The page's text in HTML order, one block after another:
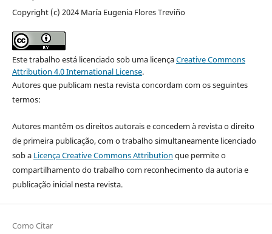
Copyright (c) 2024 María Eugenia Flores Treviño
Este trabalho está licenciado sob uma licençaCreative Commons
Attribution 4.0 International License.
Autores que publicam nesta revista concordam com os seguintes
termos:
Autores mantêm os direitos autorais e concedem à revista o direito
de primeira publicação, com o trabalho simultaneamente licenciado
sob a Licença Creative Commons Attribution que permite o
compartilhamento do trabalho com reconhecimento da autoria e
publicação inicial nesta revista.
Como Citar